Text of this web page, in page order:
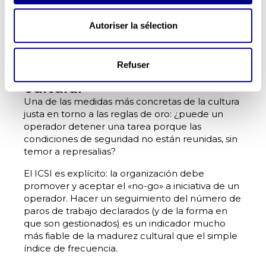
Autoriser la sélection
Refuser
https://www.c2dprevention.com/es/talleres-
integran este árbol de decisión en la práctica
4. Valore el paro de trabajo
como indicador de salud
cultural
Una de las medidas más concretas de la cultura
justa en torno a las reglas de oro: ¿puede un
operador detener una tarea porque las
condiciones de seguridad no están reunidas, sin
temor a represalias?
El ICSI es explícito: la organización debe
promover y aceptar el «no-go» a iniciativa de un
operador. Hacer un seguimiento del número de
paros de trabajo declarados (y de la forma en
que son gestionados) es un indicador mucho
más fiable de la madurez cultural que el simple
índice de frecuencia.